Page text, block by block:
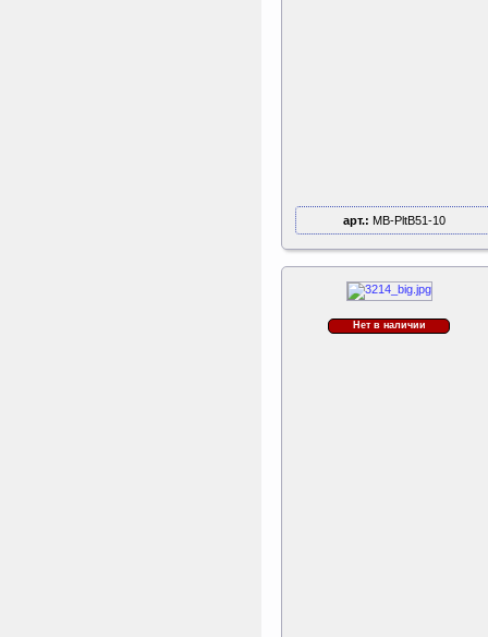
арт.: MB-PltB51-10
Нет в наличии